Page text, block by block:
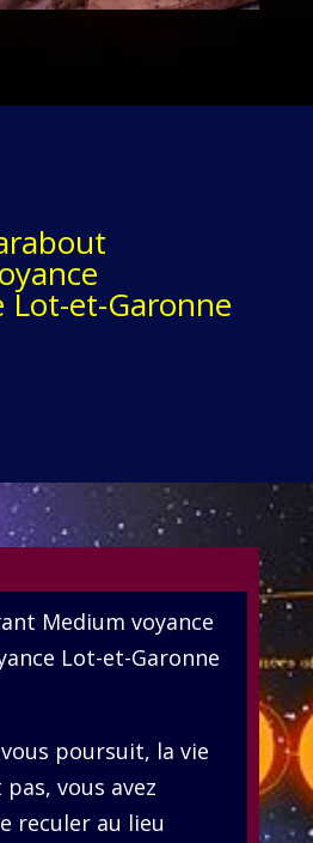
Lot-et-Garonne
Medium voyance
Lot-et-Garonne
poursuit, la vie
vous avez
reculer au lieu